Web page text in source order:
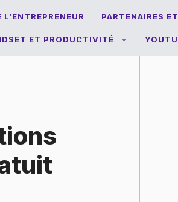
PARTENAIRES
ET PRODUCTIVITÉ